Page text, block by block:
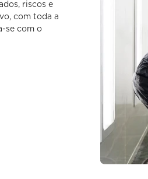
riscos e
com toda a
se com o